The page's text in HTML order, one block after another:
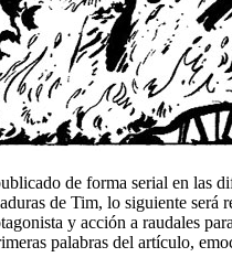
de forma serial en las
de Tim, lo siguiente
y acción a raudales
palabras del artículo,